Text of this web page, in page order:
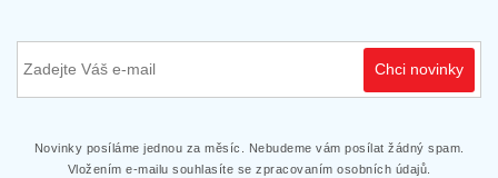
Chci novinky
Novinky posíláme jednou za měsíc. Nebudeme vám posílat žádný spam.
Vložením e-mailu souhlasíte se zpracovaním osobních údajů.